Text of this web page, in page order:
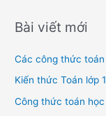
r
h
f
o
Bài viết mới
Các công thức toán
Kiến thức Toán lớp
Công thức toán